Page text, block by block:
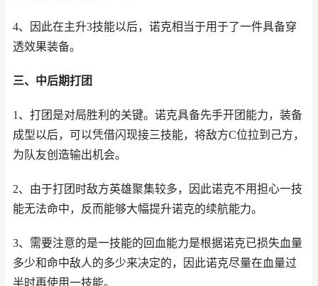
4、因此在主升3技能以后，诺克相当于用于了一件具备穿
透效果装备。
三、中后期打团
1、打团是对局胜利的关键。诺克具备先手开团能力，装备
成型以后，可以凭借闪现接三技能，将敌方C位拉到己方，
为队友创造输出机会。
2、由于打团时敌方英雄聚集较多，因此诺克不用担心一技
能无法命中，反而能够大幅提升诺克的续航能力。
3、需要注意的是一技能的回血能力是根据诺克已损失血量
多少和命中敌人的多少来决定的，因此诺克尽量在血量过
半时再使用一技能。